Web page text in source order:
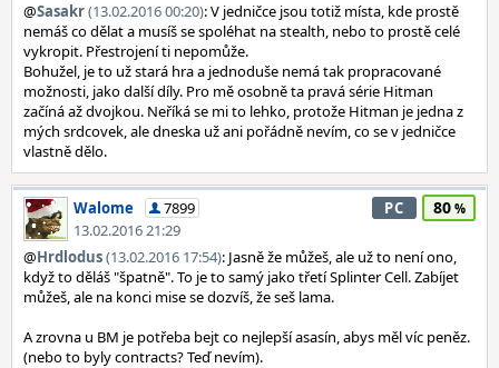
@Sasakr(13.02.2016 00:20): V jedničce jsou totiž místa, kde prostě
nemáš co dělat a musíš se spoléhat na stealth, nebo to prostě celé
vykropit. Přestrojení ti nepomůže.
Bohužel, je to už stará hra a jednoduše nemá tak propracované
možnosti, jako další díly. Pro mě osobně ta pravá série Hitman
začíná až dvojkou. Neříká se mi to lehko, protože Hitman je jedna z
mých srdcovek, ale dneska už ani pořádně nevím, co se v jedničce
vlastně dělo.
Walome
7899
13.02.2016 21:29
PC 80
@Hrdlodus(13.02.2016 17:54): Jasně že můžeš, ale už to není ono,
když to děláš "špatně". To je to samý jako třetí Splinter Cell. Zabíjet
můžeš, ale na konci mise se dozvíš, že seš lama.
A zrovna u BM je potřeba bejt co nejlepší asasín, abys měl víc peněz.
(nebo to byly contracts? Teď nevím).